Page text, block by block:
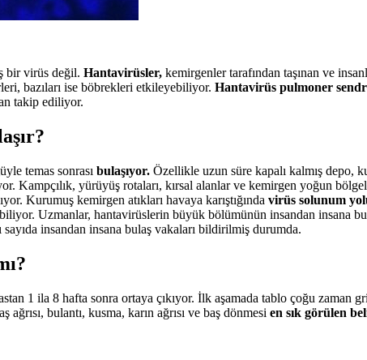
bir virüs değil. Hantavirüsler, kemirgenler tarafından taşınan ve
bazıları ise böbrekleri etkileyebiliyor. Hantavirüs pulmoner
takip ediliyor.
temas sonrası bulaşıyor. Özellikle uzun süre kapalı kalmış depo,
Kampçılık, yürüyüş rotaları, kırsal alanlar ve kemirgen yoğun
Kurumuş kemirgen atıkları havaya karıştığında virüs solunum
Uzmanlar, hantavirüslerin büyük bölümünün insandan insana
insandan insana bulaş vakaları bildirilmiş durumda.
1 ila 8 hafta sonra ortaya çıkıyor. İlk aşamada tablo çoğu zaman
bulantı, kusma, karın ağrısı ve baş dönmesi en sık görülen